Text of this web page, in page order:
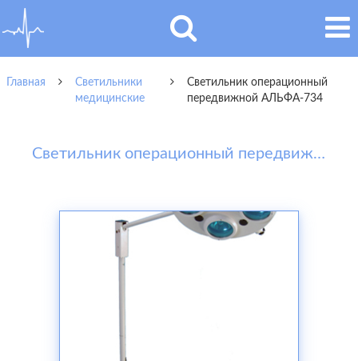
Главная
Светильники
медицинские
Светильник операционный
передвижной АЛЬФА-734
Светильник операционный передвижной АЛЬФА-734